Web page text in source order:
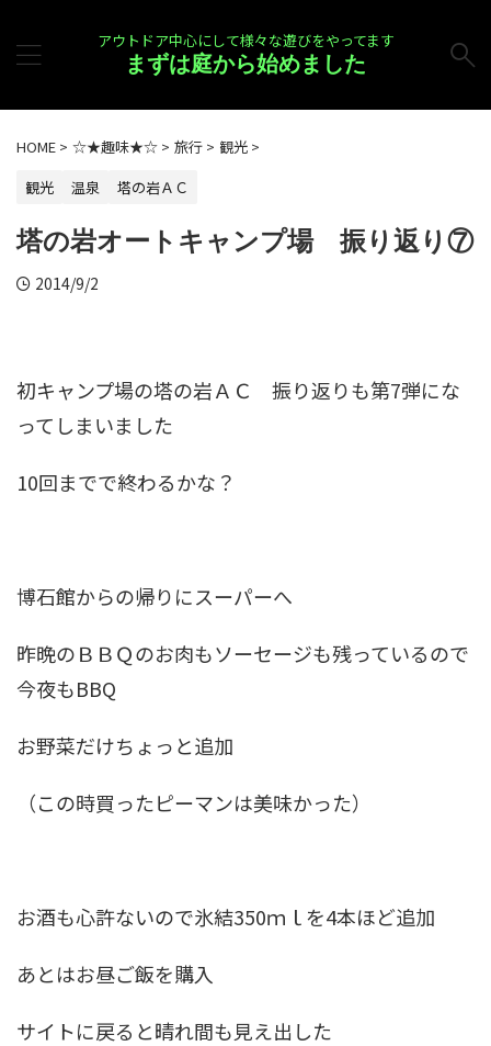
アウトドア中心にして様々な遊びをやってます
まずは庭から始めました
HOME > ☆★趣味★☆ > 旅行 > 観光 >
観光
温泉 塔の岩ＡＣ
塔の岩オートキャンプ場 振り返り⑦
2014/9/2
初キャンプ場の塔の岩ＡＣ 振り返りも第7弾にな
ってしまいました
10回までで終わるかな？
博石館からの帰りにスーパーへ
昨晩のＢＢＱのお肉もソーセージも残っているので
今夜もBBQ
お野菜だけちょっと追加
（この時買ったピーマンは美味かった）
お酒も心許ないので氷結350ｍｌを4本ほど追加
あとはお昼ご飯を購入
サイトに戻ると晴れ間も見え出した